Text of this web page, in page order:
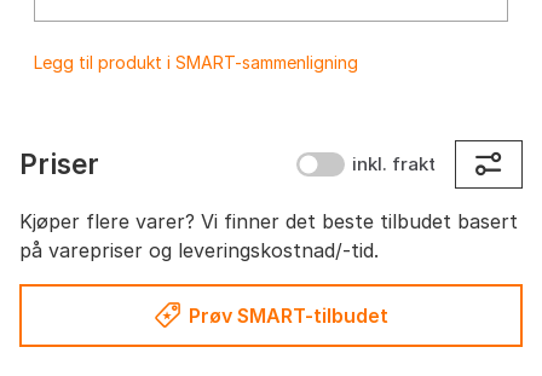
Legg til produkt i SMART-sammenligning
Priser inkl. frakt
Kjøper flere varer? Vi finner det beste tilbudet basert
på varepriser og leveringskostnad/-tid.
Prøv SMART-tilbudet